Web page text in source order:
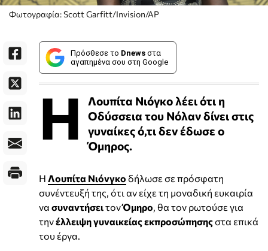
Φωτογραφία: Scott Garfitt/Invision/AP
Πρόσθεσε το Dnews στα
αγαπημένα σου στη Google
Η
Λουπίτα Νιόγκο λέει ότι η
Οδύσσεια του Νόλαν δίνει στις
γυναίκες ό,τι δεν έδωσε ο
Όμηρος.
Η Λουπίτα Νιόνγκο δήλωσε σε πρόσφατη
συνέντευξή της, ότι αν είχε τη μοναδική ευκαιρία
να συναντήσει τονΌμηρο , θα τον ρωτούσε για
τηνέλλειψη γυναικείας εκπροσώπησηςστα επικά
του έργα.